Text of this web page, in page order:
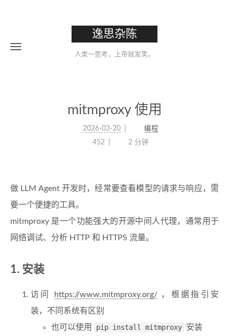
逸思杂陈
人类一思考，上帝就发笑。
mitmproxy 使用
2026-03-20
编程
452
2 分钟
做 LLM Agent 开发时，经常要查看模型的请求与响应，需
要一个便捷的工具。
mitmproxy 是一个功能强大的开源中间人代理，通常用于
网络调试、分析 HTTP 和 HTTPS 流量。
安装
访问 https://www.mitmproxy.org/ ，根据指引安
装，不同系统有区别
也可以使用
pip install mitmproxy 安装